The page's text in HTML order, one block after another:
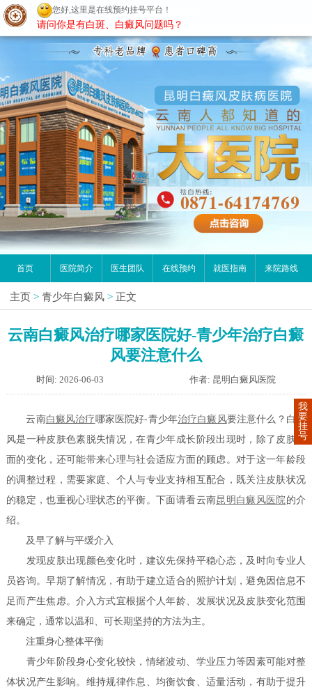
昆明白癜风医院
首页 医院简介 医生团队 在线预约 就医指南 来院路线
主页 > 青少年白癜风 > 正文
云南白癜风治疗哪家医院好-青少年治疗白癜
风要注意什么
时间: 2026-06-03 作者: 昆明白癜风医院
云南白癜风治疗哪家医院好-青少年治疗白癜风要注意什么？白癜
风是一种皮肤色素脱失情况，在青少年成长阶段出现时，除了皮肤表
面的变化，还可能带来心理与社会适应方面的顾虑。对于这一年龄段
的调整过程，需要家庭、个人与专业支持相互配合，既关注皮肤状况
的稳定，也重视心理状态的平衡。下面请看云南昆明白癜风医院的介
绍。
及早了解与平缓介入
发现皮肤出现颜色变化时，建议先保持平稳心态，及时向专业人
员咨询。早期了解情况，有助于建立适合的照护计划，避免因信息不
足而产生焦虑。介入方式宜根据个人年龄、发展状况及皮肤变化范围
来确定，通常以温和、可长期坚持的方法为主。
注重身心整体平衡
青少年阶段身心变化较快，情绪波动、学业压力等因素可能对整
体状况产生影响。维持规律作息、均衡饮食、适量活动，有助于提升
我
要
挂
号
您好,这里是在线预约挂号平台！
请问你是有白斑、白癜风问题吗？